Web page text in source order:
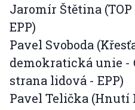
Jaromír Štětina (TOP
EPP)
Pavel Svoboda
demokratická unie -
strana lidová - EPP)
Pavel Telička (Hnutí